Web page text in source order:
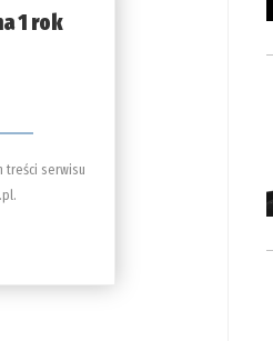
1 rok
treści serwisu